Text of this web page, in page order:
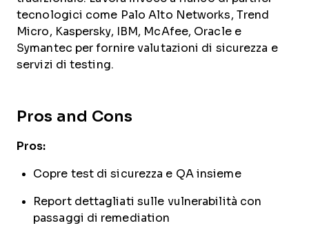
tecnologici come Palo Alto Networks, Trend
Micro, Kaspersky, IBM, McAfee, Oracle e
Symantec per fornire valutazioni di sicurezza e
servizi di testing.
Pros and Cons
Pros:
Copre test di sicurezza e QA insieme
Report dettagliati sulle vulnerabilità con
passaggi di remediation